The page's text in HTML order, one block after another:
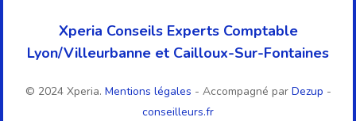
Xperia Conseils Experts Comptable
Lyon/Villeurbanne et Cailloux-Sur-Fontaines
© 2024 Xperia. Mentions légales - Accompagné par Dezup -
conseilleurs.fr